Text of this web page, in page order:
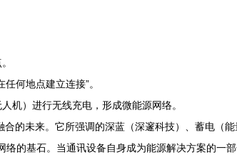
何地点建立连接”。
机）进行无线充电，形成微能源网络。
的未来。它所强调的深蓝（深邃科技）、蓄电（
的基石。当通讯设备自身成为能源解决方案的一